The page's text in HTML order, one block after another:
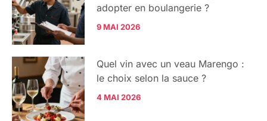
adopter en boulangerie ?
9 MAI 2026
Quel vin avec un veau Marengo :
le choix selon la sauce ?
4 MAI 2026